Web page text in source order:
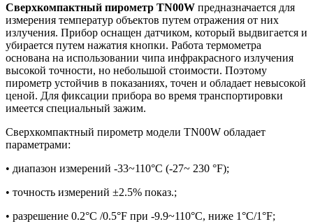
Сверхкомпактный пирометр TN00W предназначается для
измерения температур объектов путем отражения от них
излучения. Прибор оснащен датчиком, который выдвигается и
убирается путем нажатия кнопки. Работа термометра
основана на использовании чипа инфракрасного излучения
высокой точности, но небольшой стоимости. Поэтому
пирометр устойчив в показаниях, точен и обладает невысокой
ценой. Для фиксации прибора во время транспортировки
имеется специальный зажим.
Сверхкомпактный пирометр модели TN00W обладает
параметрами:
• диапазон измерений -33~110°C (-27~ 230 °F);
• точность измерений ±2.5% показ.;
• разрешение 0.2°C /0.5°F при -9.9~110°C, ниже 1°C/1°F;